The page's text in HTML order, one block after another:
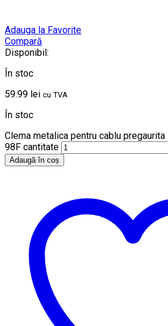
Adauga la Favorite
Compară
Disponibil:
În stoc
59.99 lei cu TVA
În stoc
Clema metalica pentru cablu
98F cantitate
Adaugă în coș